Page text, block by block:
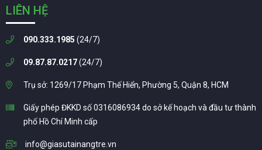
LIÊN HỆ
090.333.1985 (24/7)
09.87.87.0217(24/7)
Trụ sở: 1269/17 Phạm Thế Hiển, Phường 5, Quận 8, HCM
Giấy phép ĐKKD số 0316086934 do sở kế hoạch và đầu tư thành
phố Hồ Chí Minh cấp
info@giasutainangtre.vn